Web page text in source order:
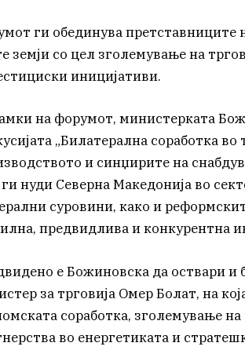
ги обединува
земји со цел зголемување на
иницијативи.
на форумот, министерката
„Билатерална соработка во
и синџирите на
нуди Северна Македонија во
суровини, како и
предвидлива и конкурентна
е Божиновска да оствари и
за трговија Омер Болат, на
соработка, зголемување
во енергетиката и